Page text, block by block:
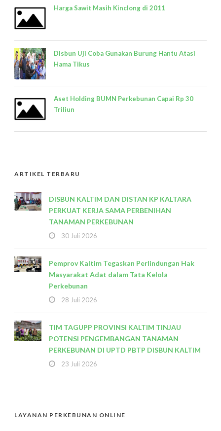
Harga Sawit Masih Kinclong di 2011
Disbun Uji Coba Gunakan Burung Hantu Atasi
Hama Tikus
Aset Holding BUMN Perkebunan Capai Rp 30
Triliun
ARTIKEL TERBARU
DISBUN KALTIM DAN DISTAN KP KALTARA
PERKUAT KERJA SAMA PERBENIHAN
TANAMAN PERKEBUNAN
30 Juli 2026
Pemprov Kaltim Tegaskan Perlindungan Hak
Masyarakat Adat dalam Tata Kelola
Perkebunan
28 Juli 2026
TIM TAGUPP PROVINSI KALTIM TINJAU
POTENSI PENGEMBANGAN TANAMAN
PERKEBUNAN DI UPTD PBTP DISBUN KALTIM
23 Juli 2026
LAYANAN PERKEBUNAN ONLINE